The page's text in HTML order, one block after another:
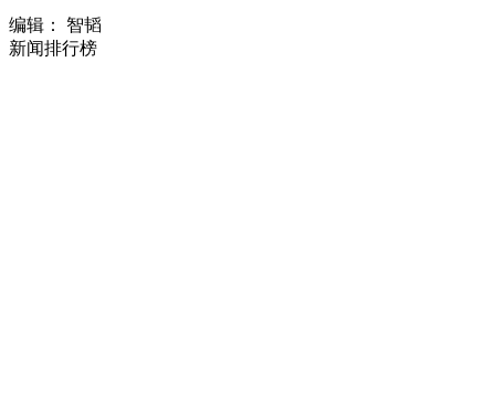
编辑： 智韬
新闻排行榜